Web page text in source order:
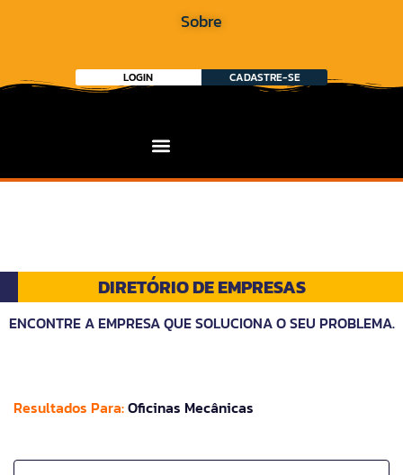
Sobre
LOGIN CADASTRE-SE
DIRETÓRIO DE EMPRESAS
ENCONTRE A EMPRESA QUE SOLUCIONA O SEU PROBLEMA.
Resultados Para:Oficinas Mecânicas